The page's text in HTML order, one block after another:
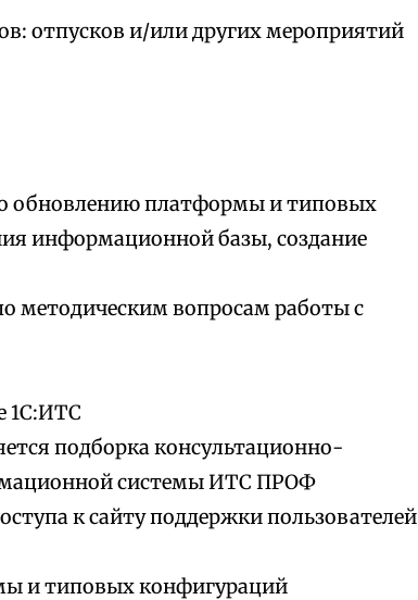
отпусков и/или других мероприятий
обновлению платформы и типовых
информационной базы, создание
методическим вопросам работы с
1С:ИТС
подборка консультационно-
системы ИТС ПРОФ
к сайту поддержки пользователей
и типовых конфигураций